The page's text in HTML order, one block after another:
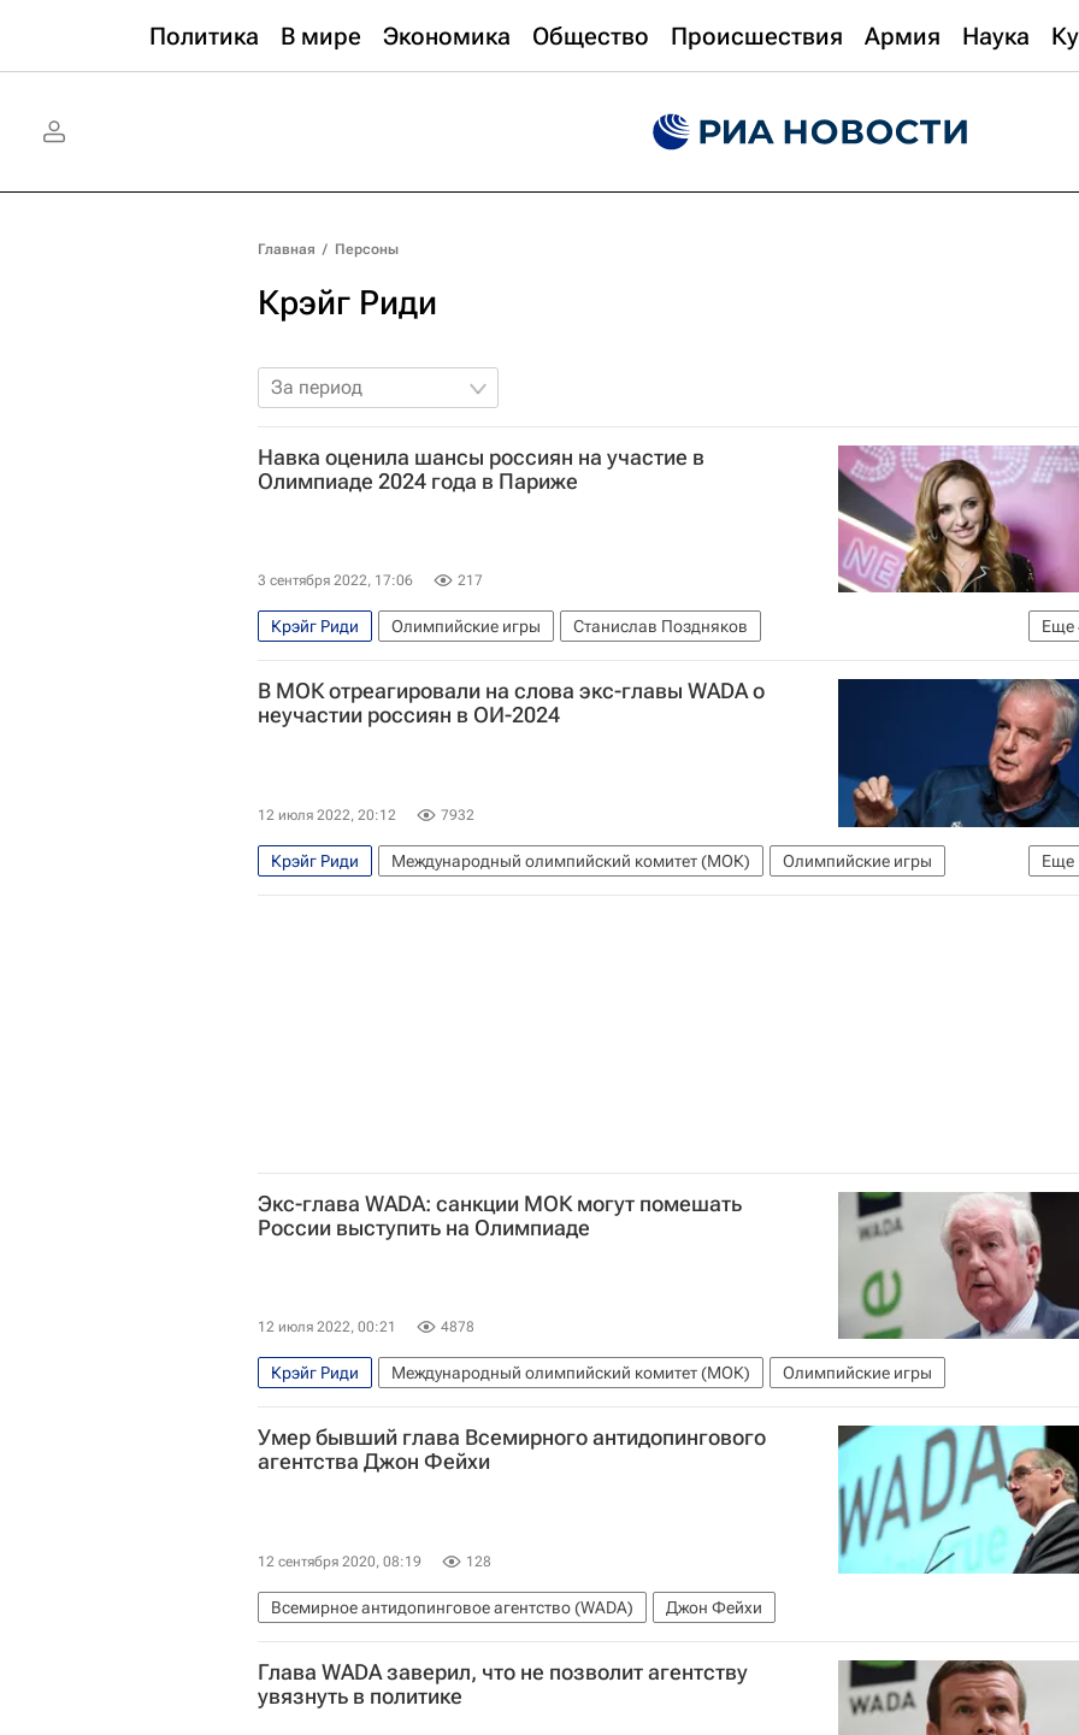
Политика В мире Экономика Общество Происшествия Армия Наука
Главная / Персоны
Крэйг Риди
За период
Навка оценила шансы россиян на участие в
Олимпиаде 2024 года в Париже
3 сентября 2022, 17:06 217
Еще
Крэйг Риди Олимпийские игры
Станислав Поздняков
Олимпийский комитет России (ОКР)
Всемирное антидопинговое агентство (WADA)
Татьяна Навка
Фигурное катание
В МОК отреагировали на слова экс-главы WADA о
неучастии россиян в ОИ-2024
12 июля 2022, 20:12 7932
Еще
Крэйг Риди Международный олимпийский комитет (МОК)
Олимпийские игры
Вокруг спорта
Экс-глава WADA: санкции МОК могут помешать
России выступить на Олимпиаде
12 июля 2022, 00:21 4878
Крэйг Риди Международный олимпийский комитет (МОК) Олимпийские игры
Умер бывший глава Всемирного антидопингового
агентства Джон Фейхи
12 сентября 2020, 08:19 128
Всемирное антидопинговое агентство (WADA) Джон Фейхи
Глава WADA заверил, что не позволит агентству
увязнуть в политике